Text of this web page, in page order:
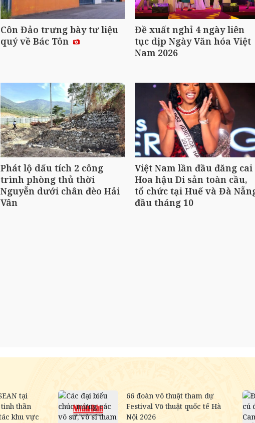
Côn Đảo trưng bày tư liệu
quý về Bác Tôn
Đề xuất nghỉ 4 ngày liên
tục dịp Ngày Văn hóa Việt
Nam 2026
Phát lộ dấu tích 2 công
trình phòng thủ thời
Nguyễn dưới chân đèo Hải
Vân
Việt Nam lần đầu đăng cai
Hoa hậu Di sản toàn cầu,
tổ chức tại Huế và Đà
đầu tháng 10